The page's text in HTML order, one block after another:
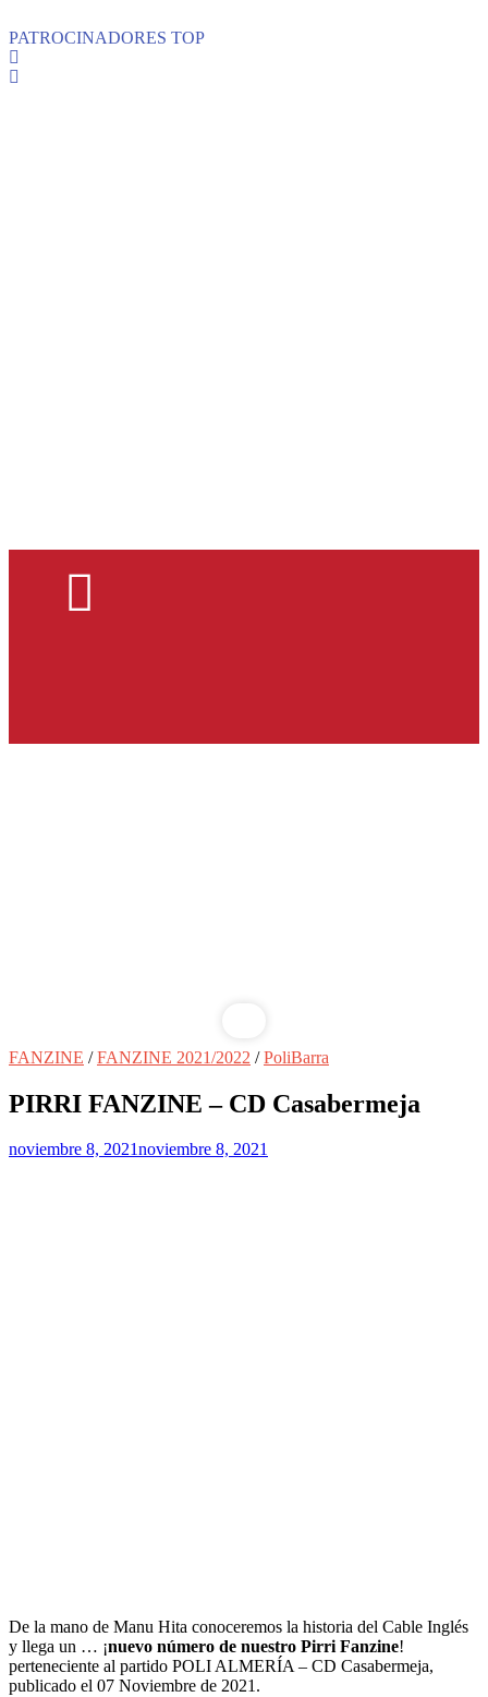
PATROCINADORES TOP
FANZINE /FANZINE 2021/2022 /PoliBarra
PIRRI FANZINE – CD Casabermeja
noviembre 8, 2021noviembre 8, 2021
De la mano de Manu Hita conoceremos la historia del Cable Inglés
y llega un … ¡nuevo número de nuestro Pirri Fanzine!
perteneciente al partido POLI ALMERÍA – CD Casabermeja,
publicado el 07 Noviembre de 2021.